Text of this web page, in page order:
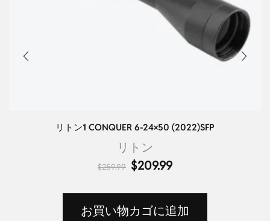
リトン1 CONQUER 6-24×50 (2022)SFP
リトン
$259.99 $209.99
お買い物カゴに追加